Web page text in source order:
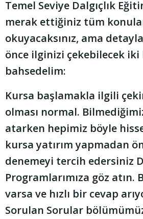
Temel Seviye Dalgıçlık
merak ettiğiniz tüm
okuyacaksınız, ama
önce ilginizi çekebilecek
bahsedelim:
Kursa başlamakla ilgili
olması normal.
atarken hepimiz böyle
kursa yatırım yapmadan
denemeyi tercih edersiniz
Programlarımıza göz
varsa ve hızlı bir cevap
Sorulan Sorular